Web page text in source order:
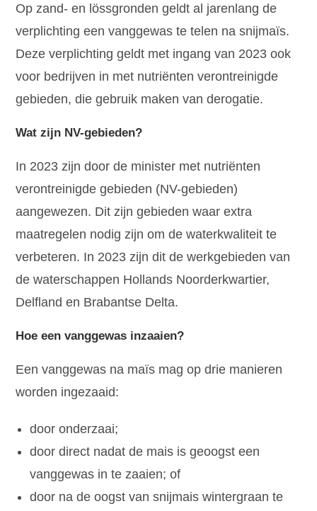
Op zand- en lössgronden geldt al jarenlang de
verplichting een vanggewas te telen na snijmaïs.
Deze verplichting geldt met ingang van 2023 ook
voor bedrijven in met nutriënten verontreinigde
gebieden, die gebruik maken van derogatie.
Wat zijn NV-gebieden?
In 2023 zijn door de minister met nutriënten
verontreinigde gebieden (NV-gebieden)
aangewezen. Dit zijn gebieden waar extra
maatregelen nodig zijn om de waterkwaliteit te
verbeteren. In 2023 zijn dit de werkgebieden van
de waterschappen Hollands Noorderkwartier,
Delfland en Brabantse Delta.
Hoe een vanggewas inzaaien?
Een vanggewas na maïs mag op drie manieren
worden ingezaaid:
door onderzaai;
door direct nadat de mais is geoogst een
vanggewas in te zaaien; of
door na de oogst van snijmais wintergraan te